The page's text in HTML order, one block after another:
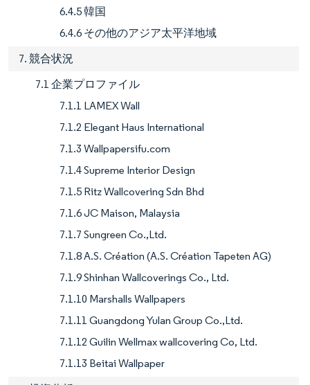
6.4.5 韓国
6.4.6 その他のアジア太平洋地域
7. 競合状況
7.1 企業プロファイル
7.1.1 LAMEX Wall
7.1.2 Elegant Haus International
7.1.3 Wallpapersifu.com
7.1.4 Supreme Interior Design
7.1.5 Ritz Wallcovering Sdn Bhd
7.1.6 JC Maison, Malaysia
7.1.7 Sungreen Co.,Ltd.
7.1.8 A.S. Création (A.S. Création Tapeten AG)
7.1.9 Shinhan Wallcoverings Co., Ltd.
7.1.10 Marshalls Wallpapers
7.1.11 Guangdong Yulan Group Co.,Ltd.
7.1.12 Guilin Wellmax wallcovering Co, Ltd.
7.1.13 Beitai Wallpaper